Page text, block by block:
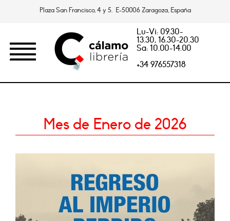
Plaza San Francisco, 4 y 5. E-50006 Zaragoza, España
Lu-Vi: 09.30-
13.30, 16.30-20.30
Sa: 10.00-14.00
+34 976557318
Mes de Enero de 2026